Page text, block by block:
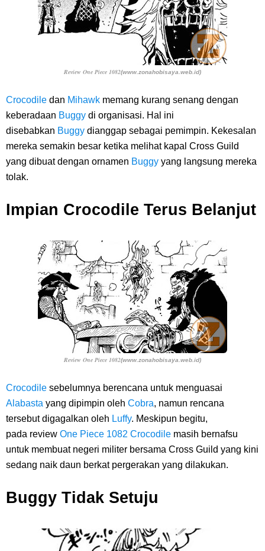
Review One Piece 1082(www.zonahobisaya.web.id)
Crocodile dan Mihawk memang kurang senang dengan
keberadaan Buggy di organisasi. Hal ini
disebabkan Buggy dianggap sebagai pemimpin. Kekesalan
mereka semakin besar ketika melihat kapal Cross Guild
yang dibuat dengan ornamen Buggy yang langsung mereka
tolak.
Impian Crocodile Terus Belanjut
Review One Piece 1082(www.zonahobisaya.web.id)
Crocodile sebelumnya berencana untuk menguasai
Alabasta yang dipimpin oleh Cobra, namun rencana
tersebut digagalkan oleh Luffy. Meskipun begitu,
pada review One Piece 1082 Crocodile masih bernafsu
untuk membuat negeri militer bersama Cross Guild yang kini
sedang naik daun berkat pergerakan yang dilakukan.
Buggy Tidak Setuju